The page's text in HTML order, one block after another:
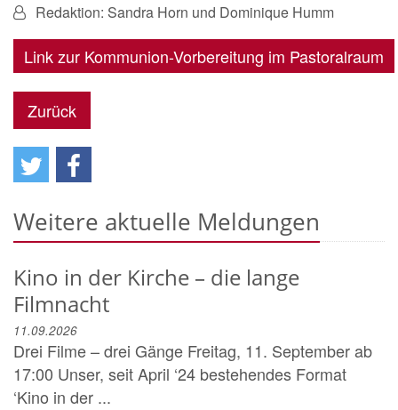
Von:Redaktion: Sandra Horn und Dominique Humm
Link zur Kommunion-Vorbereitung im Pastoralraum
Zurück
Weitere aktuelle Meldungen
Kino in der Kirche – die lange
Filmnacht
11.09.2026
Drei Filme – drei Gänge Freitag, 11. September ab
17:00 Unser, seit April ‘24 bestehendes Format
‘Kino in der ...